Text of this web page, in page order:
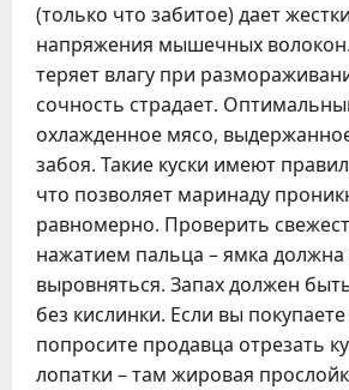
(только что забитое) дает
напряжения мышечных
теряет влагу при
сочность страдает.
охлажденное мясо,
забоя. Такие куски имеют
что позволяет маринаду
равномерно. Проверить
нажатием пальца – ямка
выровняться. Запах должен
без кислинки. Если вы
попросите продавца отрезать
лопатки – там жировая